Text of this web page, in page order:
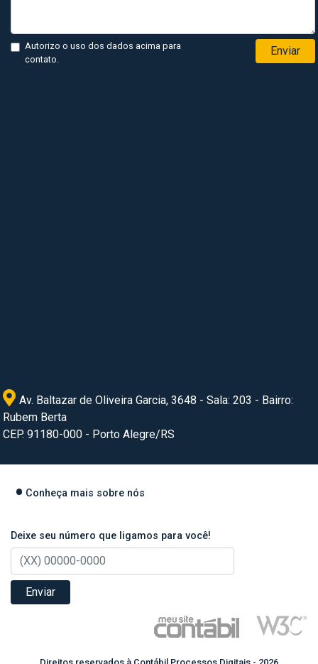
Autorizo o uso dos dados acima para
contato.
Enviar
Av. Baltazar de Oliveira Garcia, 3648 - Sala: 203 - Bairro:
Rubem Berta
CEP. 91180-000 - Porto Alegre/RS
Conheça mais sobre nós
Deixe seu número que ligamos para você!
Enviar